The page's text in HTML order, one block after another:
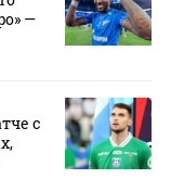
—
с